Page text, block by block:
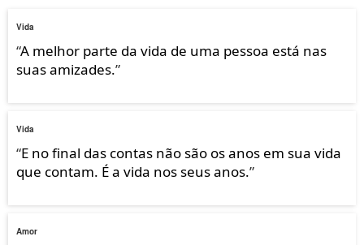
Vida
“A melhor parte da vida de uma pessoa está nas
suas amizades.”
Vida
“E no final das contas não são os anos em sua vida
que contam. É a vida nos seus anos.”
Amor